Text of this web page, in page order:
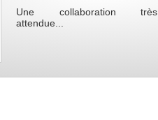
Une collaboration très
attendue...